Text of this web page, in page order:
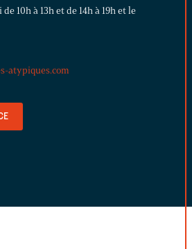
10h à 13h et de 14h à 19h et le
atypiques.com